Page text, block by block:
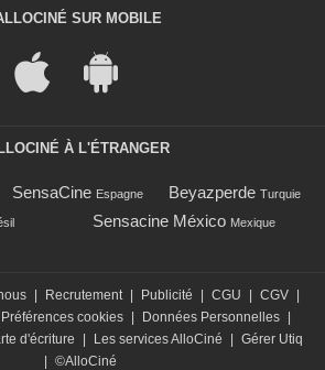
SUR MOBILE
À L'ÉTRANGER
SensaCine Espagne Beyazperde Turquie
Sensacine México Mexique
| Recrutement | Publicité | CGU | CGV |
Préférences cookies | Données Personnelles |
d'écriture | Les services AlloCiné | Gérer Utiq
| ©AlloCiné